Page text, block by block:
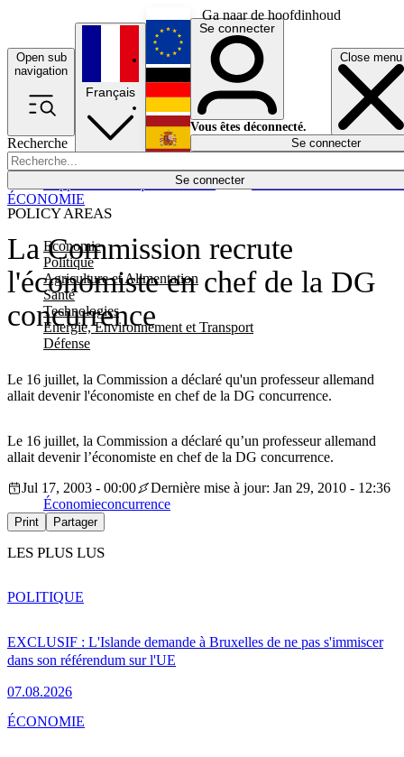
Ga naar de hoofdinhoud
Open sub
navigation
Close menu
Recherche
Se connecter
POLICY AREAS
Economie
Politique
Agriculture et Alimentation
Santé
Technologies
Energie, Environnement et Transport
Défense
Économie
Français
English
Deutsch
Español
Se connecter
Vous êtes déconnecté.
Se connecter
La Commission recrute
l'économiste en chef de la DG
concurrence
Le 16 juillet, la Commission a déclaré qu'un professeur allemand
allait devenir l'économiste en chef de la DG concurrence.
ÉCONOMIE
Le 16 juillet, la Commission a déclaré qu’un professeur allemand
allait devenir l’économiste en chef de la DG concurrence.
Jul 17, 2003 - 00:00
Dernière mise à jour: Jan 29, 2010 - 12:36
Économieconcurrence
Print Partager
LES PLUS LUS
EXCLUSIF : L'Islande demande à Bruxelles de ne pas s'immiscer
dans son référendum sur l'UE
07.08.2026
POLITIQUE
ÉCONOMIE